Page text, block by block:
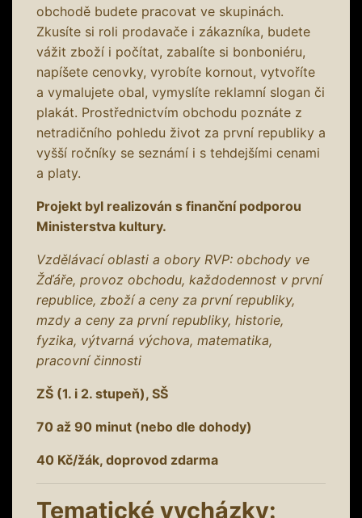
obchodě budete pracovat ve skupinách.
Zkusíte si roli prodavače i zákazníka, budete
vážit zboží i počítat, zabalíte si bonboniéru,
napíšete cenovky, vyrobíte kornout, vytvoříte
a vymalujete obal, vymyslíte reklamní slogan či
plakát. Prostřednictvím obchodu poznáte z
netradičního pohledu život za první republiky a
vyšší ročníky se seznámí i s tehdejšími cenami
a platy.
Projekt byl realizován s finanční podporou
Ministerstva kultury.
Vzdělávací oblasti a obory RVP: obchody ve
Žďáře, provoz obchodu, každodennost v první
republice, zboží a ceny za první republiky,
mzdy a ceny za první republiky, historie,
fyzika, výtvarná výchova, matematika,
pracovní činnosti
ZŠ (1. i 2. stupeň), SŠ
70 až 90 minut (nebo dle dohody)
40 Kč/žák, doprovod zdarma
Tematické vycházky: